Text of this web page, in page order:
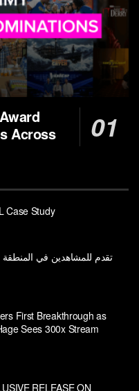
Across
Case Study
First Breakthrough as
Sees 300x Stream
RELEASE ON